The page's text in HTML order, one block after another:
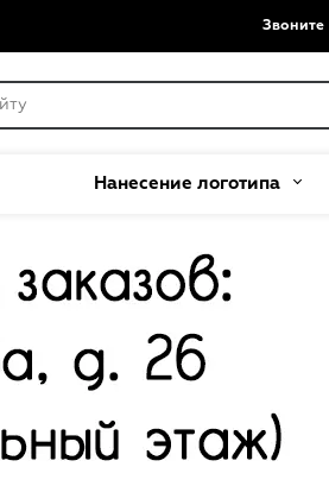
Звоните
Нанесение логотипа